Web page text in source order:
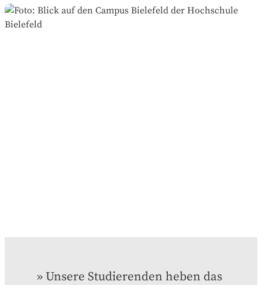
Unsere Studierenden heben das